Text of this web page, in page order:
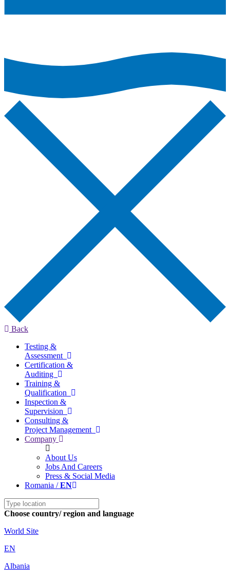
Back
Testing &
Assessment
Certification &
Auditing
Training &
Qualification
Inspection &
Supervision
Consulting &
Project Management
Company
About Us
Jobs And Careers
Press & Social Media
Romania /EN
Choose country/ region and language
World Site
EN
Albania